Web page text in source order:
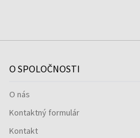
O SPOLOČNOSTI
O nás
Kontaktný formulár
Kontakt